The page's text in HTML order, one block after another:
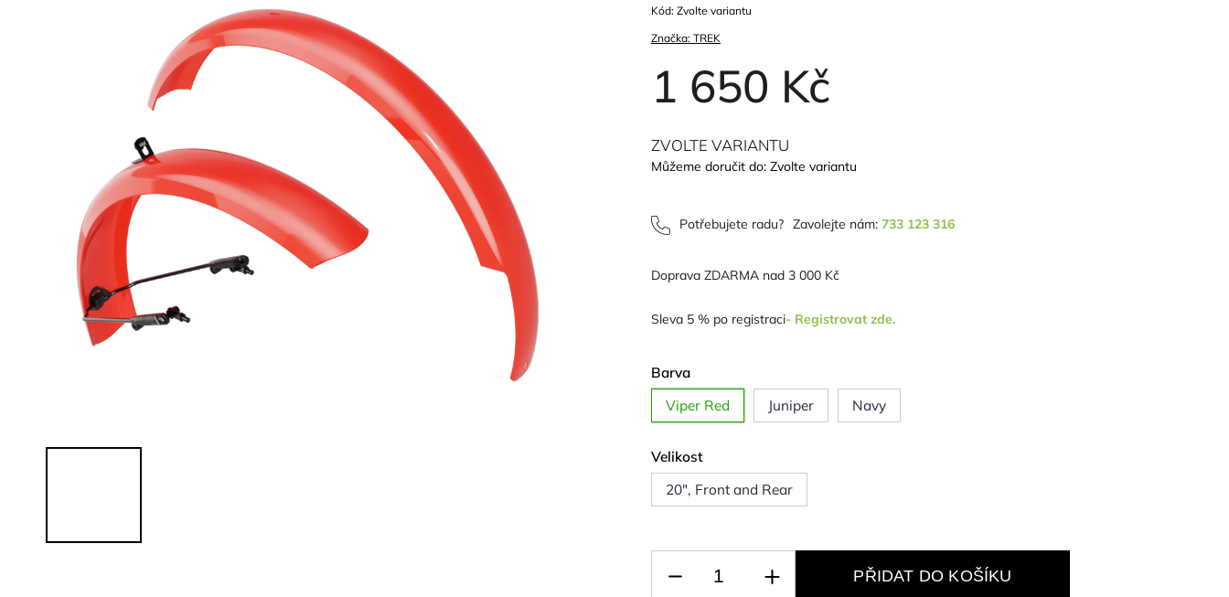
Značka:TREK
1 650 Kč
Kód: Zvolte variantu
Potřebujete radu? Zavolejte nám:733 123 316
Doprava ZDARMA nad 3 000 Kč
Sleva 5 % po registraci- Registrovat zde.
Barva
Viper Red
Juniper Navy
Velikost
20", Front and Rear
ZVOLTE VARIANTU
Můžeme doručit do: Zvolte variantu
PŘIDAT DO KOŠÍKU